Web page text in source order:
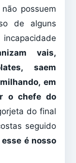
possuem
de alguns
vais,
saem
em
o chefe do
do final
seguido
esse é nosso